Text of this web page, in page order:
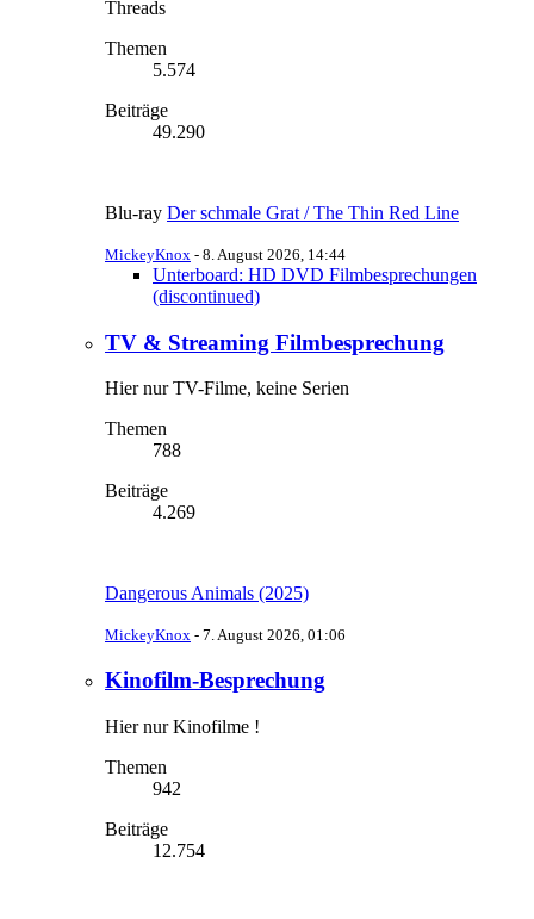
Threads
Themen
5.574
Beiträge
49.290
Blu-ray Der schmale Grat / The Thin Red Line
MickeyKnox - 8. August 2026, 14:44
Unterboard: HD DVD Filmbesprechungen
(discontinued)
TV & Streaming Filmbesprechung
Hier nur TV-Filme, keine Serien
Themen
788
Beiträge
4.269
Dangerous Animals (2025)
MickeyKnox - 7. August 2026, 01:06
Kinofilm-Besprechung
Hier nur Kinofilme !
Themen
942
Beiträge
12.754